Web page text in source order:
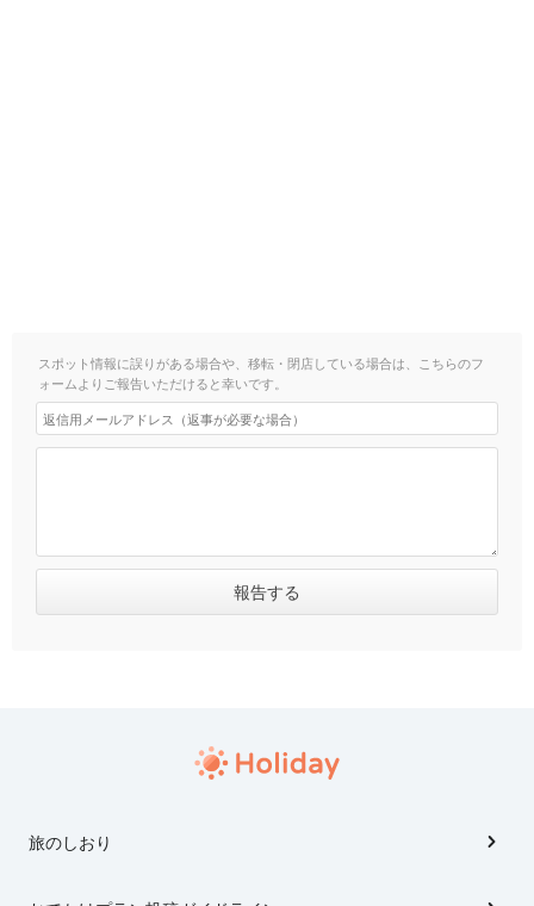
スポット情報に誤りがある場合や、移転・閉店している場合は、こちらのフ
ォームよりご報告いただけると幸いです。
旅のしおり